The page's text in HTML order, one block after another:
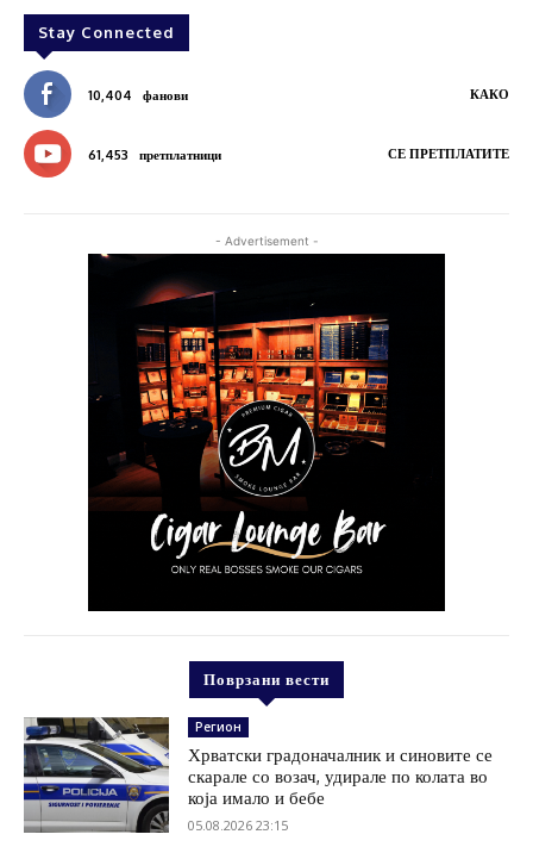
Stay Connected
10,404 фанови КАКО
61,453 претплатници СЕ ПРЕТПЛАТИТЕ
- Advertisement -
Поврзани вести
Регион
Хрватски градоначалник и синовите се
скарале со возач, удирале по колата во
која имало и бебе
05.08.2026 23:15